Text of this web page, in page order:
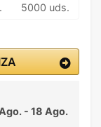
5000 uds.
- 18 Ago.